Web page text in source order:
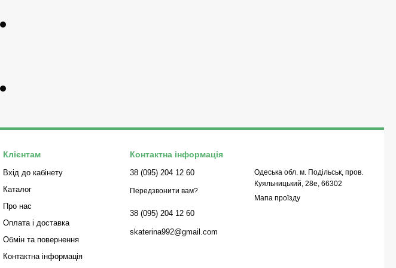
Клієнтам
Вхід до кабінету
Каталог
Про нас
Оплата і доставка
Обмін та повернення
Контактна інформація
Контактна інформація
38 (095) 204 12 60
Передзвонити вам?
38 (095) 204 12 60
skaterina992@gmail.com
Одеська обл. м. Подільськ, пров.
Куяльницький, 28е, 66302
Мапа проїзду